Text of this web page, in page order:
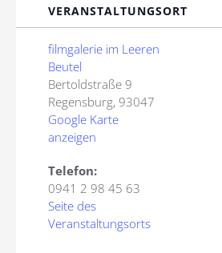
VERANSTALTUNGSORT
filmgalerie im Leeren
Beutel
Bertoldstraße 9
Regensburg, 93047
Google Karte
anzeigen
Telefon:
0941 2 98 45 63
Seite des
Veranstaltungsorts